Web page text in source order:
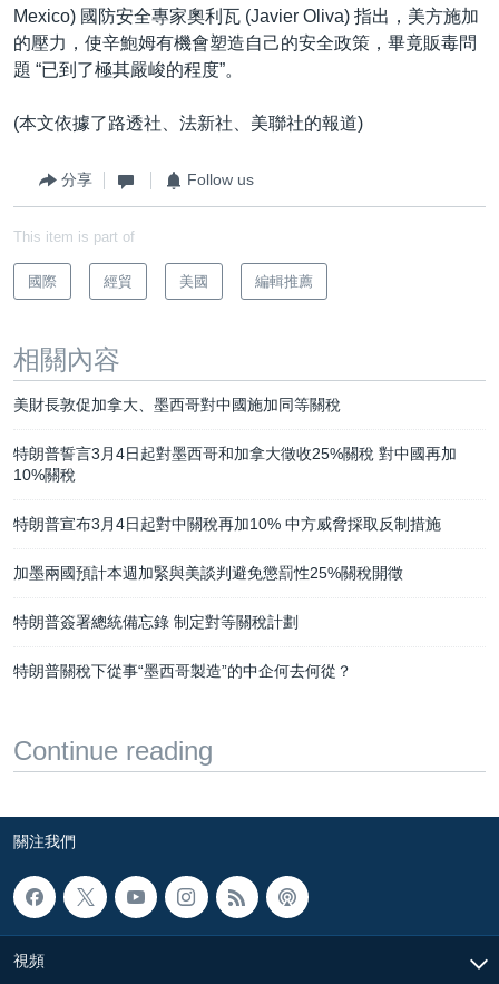
Mexico) 國防安全專家奧利瓦 (Javier Oliva) 指出，美方施加
的壓力，使辛鮑姆有機會塑造自己的安全政策，畢竟販毒問
題 “已到了極其嚴峻的程度”。
(本文依據了路透社、法新社、美聯社的報道)
分享 Follow us
This item is part of
國際 經貿 美國 編輯推薦
相關內容
美財長敦促加拿大、墨西哥對中國施加同等關稅
特朗普誓言3月4日起對墨西哥和加拿大徵收25%關稅 對中國再加
10%關稅
特朗普宣布3月4日起對中關稅再加10% 中方威脅採取反制措施
加墨兩國預計本週加緊與美談判避免懲罰性25%關稅開徵
特朗普簽署總統備忘錄 制定對等關稅計劃
特朗普關稅下從事“墨西哥製造”的中企何去何從？
Continue reading
關注我們
視頻